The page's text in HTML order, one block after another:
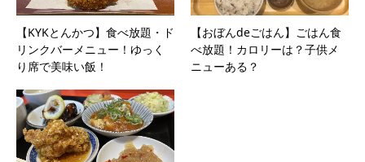
【KYKとんかつ】食べ放題・ド
リンクバーメニュー！ゆっく
り席で美味い飯！
【おぼんdeごはん】ごはん食
べ放題！カロリーは？子供メ
ニューある？